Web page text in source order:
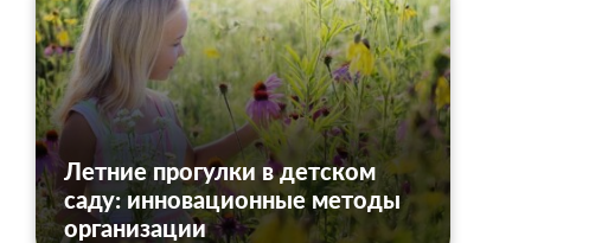
Летние прогулки в детском
саду: инновационные методы
организации